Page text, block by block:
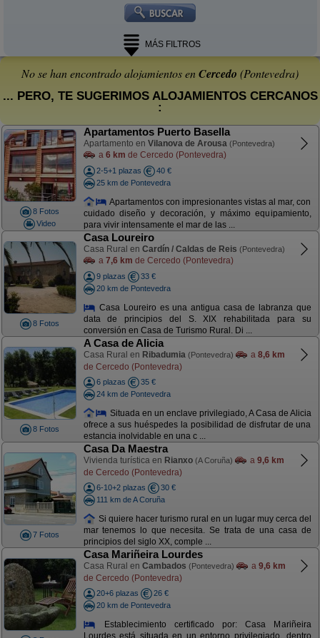
MÁS FILTROS
No se han encontrado alojamientos enCercedo (Pontevedra)
... PERO, TE SUGERIMOS ALOJAMIENTOS CERCANOS
:
8 Fotos
Video
Apartamentos Puerto Basella
Apartamento en Vilanova de Arousa (Pontevedra)
a 6 km de Cercedo (Pontevedra)
2-5+1 plazas
40 €
25 km de Pontevedra
Apartamentos con impresionantes vistas al mar, con
cuidado diseño y decoración, y máximo equipamiento,
para vivir intensamente el mar de las ...
8 Fotos
Casa Loureiro
Casa Rural en Cardín / Caldas de Reis (Pontevedra)
a 7,6 km de Cercedo (Pontevedra)
9 plazas
33 €
20 km de Pontevedra
Casa Loureiro es una antigua casa de labranza que
data de principios del S. XIX rehabilitada para su
conversión en Casa de Turismo Rural. Di ...
8 Fotos
A Casa de Alicia
Casa Rural en Ribadumia (Pontevedra) a 8,6 km
de Cercedo (Pontevedra)
6 plazas
35 €
24 km de Pontevedra
Situada en un enclave privilegiado, A Casa de Alicia
ofrece a sus huéspedes la posibilidad de disfrutar de una
estancia inolvidable en una c ...
7 Fotos
Casa Da Maestra
Vivienda turística en Rianxo (A Coruña) a 9,6 km
de Cercedo (Pontevedra)
6-10+2 plazas
30 €
111 km de A Coruña
Si quiere hacer turismo rural en un lugar muy cerca del
mar tenemos lo que necesita. Se trata de una casa de
principios del siglo XX, comple ...
Casa Mariñeira Lourdes
Casa Rural en Cambados (Pontevedra) a 9,6 km
de Cercedo (Pontevedra)
20+6 plazas
26 €
20 km de Pontevedra
Establecimiento certificado por: Casa Mariñeira